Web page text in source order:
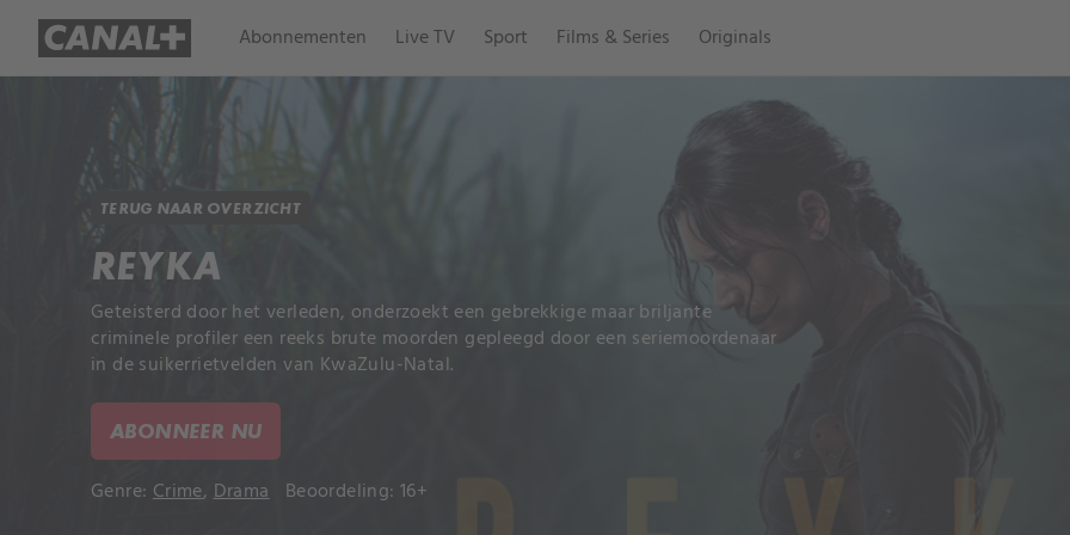
Abonnementen Live TV Sport Films & Series Originals
TERUG NAAR OVERZICHT
REYKA
Geteisterd door het verleden, onderzoekt een gebrekkige maar briljante
criminele profiler een reeks brute moorden gepleegd door een seriemoordenaar
in de suikerrietvelden van KwaZulu-Natal.
ABONNEER NU
Genre: Crime, Drama Beoordeling: 16+